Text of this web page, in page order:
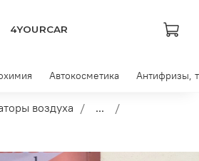
4YOURCAR
Автокосметика Антифризы,
воздуха
...